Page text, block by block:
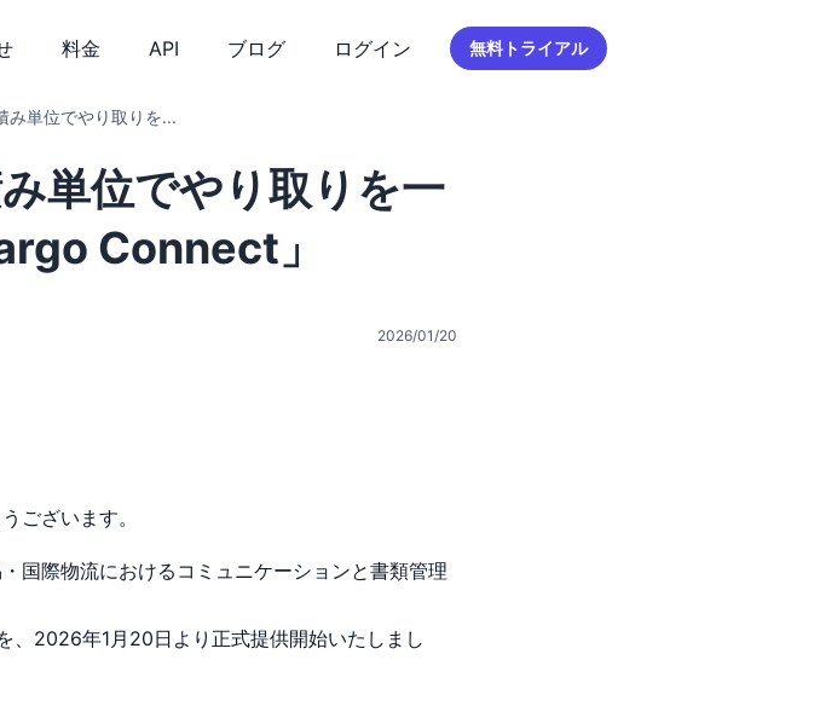
料金 API ブログ ログイン 無料トライアル
み単位でやり取りを...
み単位でやり取りを一
Connect」
2026/01/20
ございます。
国際物流におけるコミュニケーションと書類管理
、2026年1月20日より正式提供開始いたしまし